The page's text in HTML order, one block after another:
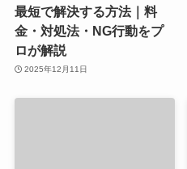
最短で解決する方法｜料
金・対処法・NG行動をプ
ロが解説
2025年12月11日